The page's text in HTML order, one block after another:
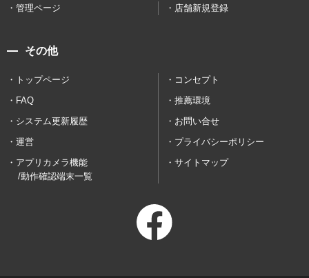
管理ページ 店舗新規登録
その他
トップページ
コンセプト
FAQ
推薦環境
システム更新履歴
お問い合せ
運営
プライバシーポリシー
アプリカメラ機能
/動作確認端末一覧
サイトマップ